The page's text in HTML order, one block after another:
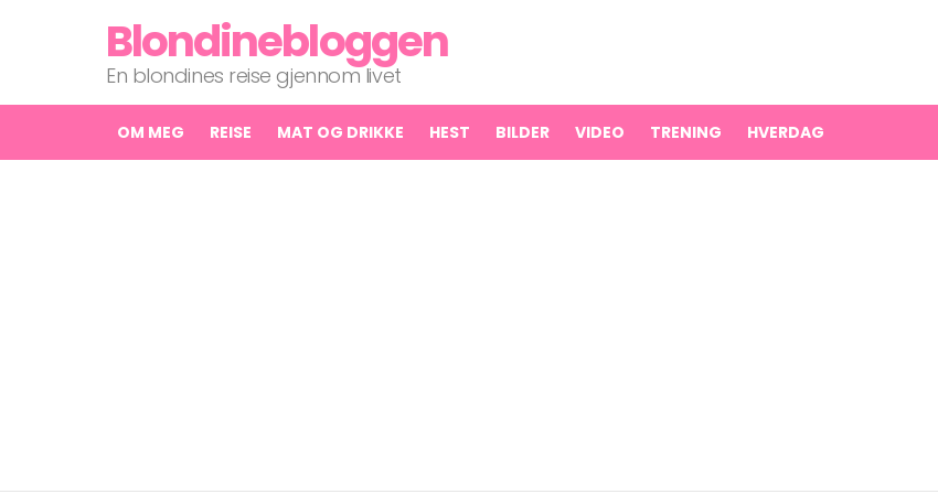
Blondinebloggen
En blondines reise gjennom livet
OM MEG REISE MAT OG DRIKKE HEST BILDER VIDEO TRENING HVERDAG